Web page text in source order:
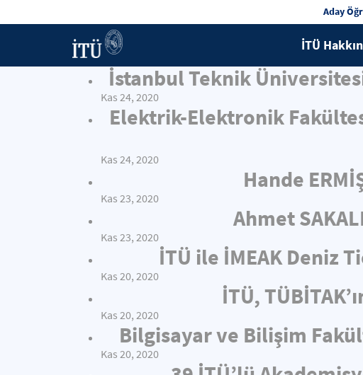
Aday
İTÜ
İstanbul Teknik
Kas 24, 2020
Elektrik-Elektronik
Kas 24, 2020
Hande
Kas 23, 2020
Ahmet
Kas 23, 2020
İTÜ ile İMEAK Deniz
Kas 20, 2020
İTÜ,
Kas 20, 2020
Bilgisayar ve Bilişim
Kas 20, 2020